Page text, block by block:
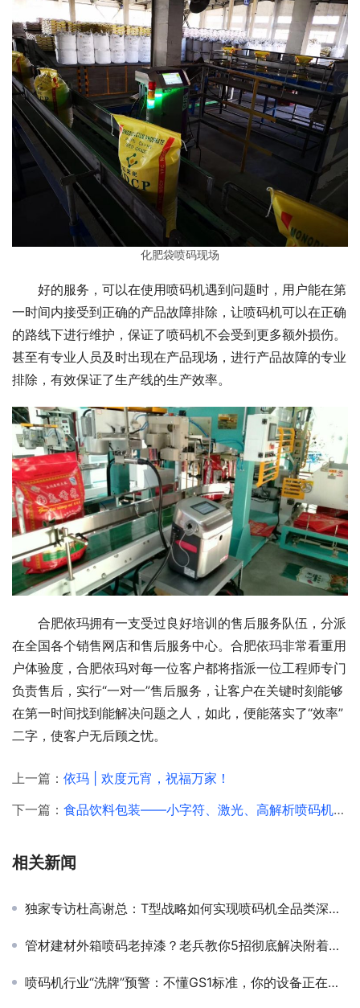
化肥袋喷码现场
好的服务，可以在使用喷码机遇到问题时，用户能在第
一时间内接受到正确的产品故障排除，让喷码机可以在正确
的路线下进行维护，保证了喷码机不会受到更多额外损伤。
甚至有专业人员及时出现在产品现场，进行产品故障的专业
排除，有效保证了生产线的生产效率。
合肥依玛拥有一支受过良好培训的售后服务队伍，分派
在全国各个销售网店和售后服务中心。合肥依玛非常看重用
户体验度，合肥依玛对每一位客户都将指派一位工程师专门
负责售后，实行“一对一”售后服务，让客户在关键时刻能够
在第一时间找到能解决问题之人，如此，便能落实了“效率”
二字，使客户无后顾之忧。
上一篇： 依玛 | 欢度元宵，祝福万家！
下一篇： 食品饮料包装——小字符、激光、高解析喷码机应选哪一种？
相关新闻
独家专访杜高谢总：T型战略如何实现喷码机全品类深度布局？
管材建材外箱喷码老掉漆？老兵教你5招彻底解决附着力难题！
喷码机行业“洗牌”预警：不懂GS1标准，你的设备正在失去核心竞争力！